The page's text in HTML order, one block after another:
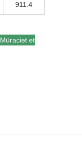
911.4
Müraciət et